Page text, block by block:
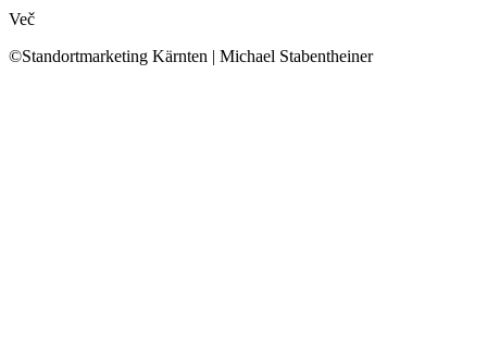
Več
©Standortmarketing Kärnten | Michael Stabentheiner